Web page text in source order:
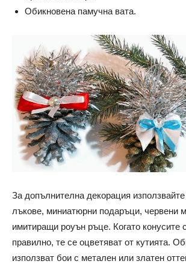
Обикновена памучна вата.
За допълнителна декорация
лъкове, миниатюрни подаръци, червени
имитиращи роуън ръце. Когато конусите
правилно, те се оцветяват от кутията.
използват бои с метален или златен